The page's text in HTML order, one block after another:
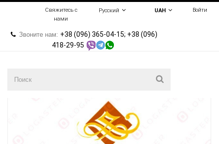
Войти
UAH
Русский
Свяжитесь с
нами
Звоните нам: +38 (096) 365-04-15; +38 (096)
418-29-95